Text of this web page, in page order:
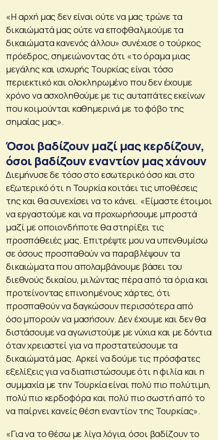
«Η αρχή μας δεν είναι ούτε να μας τρώνε τα
δικαιώματά μας ούτε να εποφθαλμιούμε τα
δικαιώματα κανενός άλλου» συνέχισε ο τούρκος
πρόεδρος, σημειώνοντας ότι «το όραμα μιας
μεγάλης και ισχυρής Τουρκίας είναι τόσο
περιεκτικό και ολοκληρωμένο που δεν έχουμε
χρόνο να ασχοληθούμε με τις αυταπάτες εκείνων
που κοιμούνται καθημερινά με το φόβο της
σημαίας μας».
Όσοι βαδίζουν μαζί μας κερδίζουν,
όσοι βαδίζουν εναντίον μας χάνουν
Διεμήνυσε δε τόσο στο εσωτερικό όσο και στο
εξωτερικό ότι η Τουρκία κοιτάει τις υποθέσεις
της και θα συνεχίσει να το κάνει. «Είμαστε έτοιμοι
να εργαστούμε και να προχωρήσουμε μπροστά
μαζί με οποιονδήποτε θα στηρίξει τις
προσπάθειές μας. Επιτρέψτε μου να υπενθυμίσω
σε όσους προσπαθούν να παραβλέψουν τα
δικαιώματα που απολαμβάνουμε βάσει του
διεθνούς δικαίου, μιλώντας πέρα από τα όρια και
προτείνοντας επινοημένους χάρτες, ότι
προσπαθούν να δαγκώσουν περισσότερα από
όσο μπορούν να μασήσουν. Δεν έχουμε και δεν θα
διστάσουμε να αγωνιστούμε με νύχια και με δόντια
όταν χρειαστεί για να προστατεύσουμε τα
δικαιώματά μας. Αρκεί να δούμε τις πρόσφατες
εξελίξεις για να διαπιστώσουμε ότι η φιλία και η
συμμαχία με την Τουρκία είναι πολύ πιο πολύτιμη,
πολύ πιο κερδοφόρα και πολύ πιο σωστή από το
να παίρνει κανείς θέση εναντίον της Τουρκίας».
«Για να το θέσω με λίγα λόγια, όσοι βαδίζουν το